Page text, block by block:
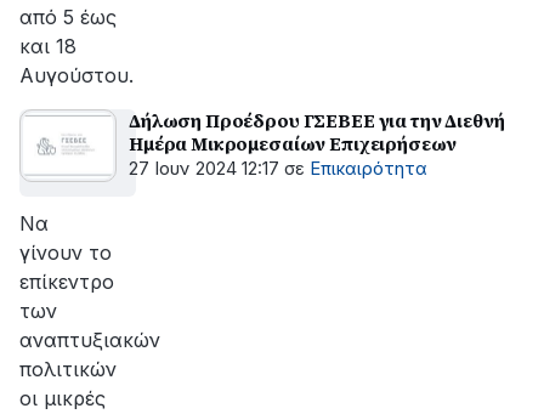
από 5 έως
και 18
Αυγούστου.
Δήλωση Προέδρου ΓΣΕΒΕΕ για την Διεθνή
Ημέρα Μικρομεσαίων Επιχειρήσεων
27 Ιουν 2024 12:17 σε Επικαιρότητα
Να
γίνουν το
επίκεντρο
των
αναπτυξιακών
πολιτικών
οι μικρές